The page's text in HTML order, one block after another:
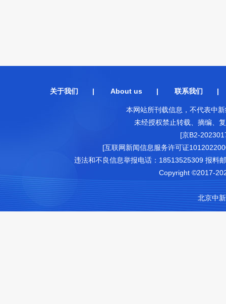
关于我们 | About us| 联系我们
本网站所刊载信息，不代表中
未经授权禁止转载、摘编、
[京B2-
[互联网新闻信息服务许可证
违法和不良信息举报电话：18513525309 报料
Copyright ©2017-
北京中